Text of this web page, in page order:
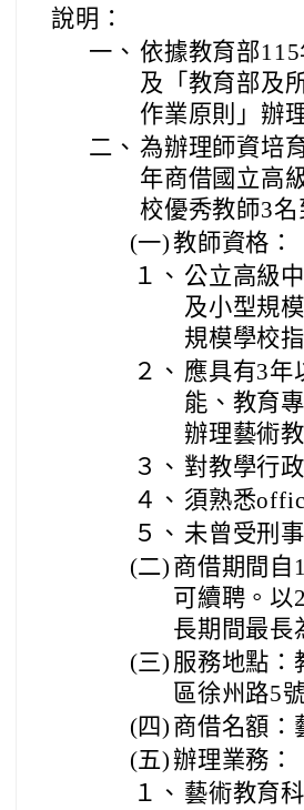
說明：
一、 依據教育部
及「教育部及
作業原則」辦
二、 為辦理師資培
年商借國立高
校優秀教師3
(一)教師資格：
１、 公立高級
及小型規
規模學校
２、 應具有3年
能、教育
辦理藝術
３、 對教學行
４、 須熟悉
５、 未曾受刑
(二) 商借期間自
可續聘。以
長期間最長
(三) 服務地點：
區徐州路5
(四) 商借名額：
(五)辦理業務：
１、 藝術教育